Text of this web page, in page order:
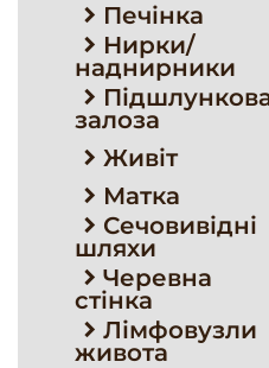
Печінка
Нирки/
наднирники
залоза
Живіт
Матка
Сечовивідні
шляхи
Черевна
стінка
Лімфовузли
живота